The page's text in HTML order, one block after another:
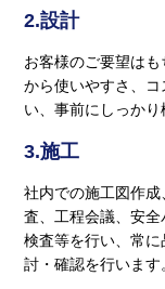
2.設計
お客様のご要望は
から使いやすさ、
い、事前にしっかり
3.施工
社内での施工図作
査、工程会議、安
検査等を行い、常
討・確認を行います